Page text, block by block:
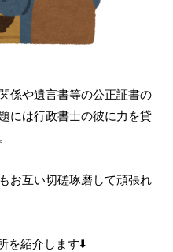
係や遺言書等の公正証書の
には行政書士の彼に力を貸
お互い切磋琢磨して頑張れ
を紹介します⬇️